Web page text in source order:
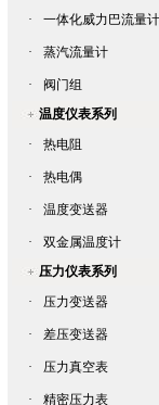
· 一体化威力巴流量计
· 蒸汽流量计
·
阀门组
温度仪表系列
·
热电阻
· 热电偶
· 温度变送器
·
双金属温度计
压力仪表系列
·
压力变送器
· 差压变送器
· 压力真空表
· 精密压力表